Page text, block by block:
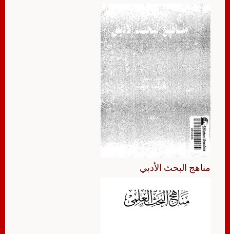
مناهج البحث الأدبي